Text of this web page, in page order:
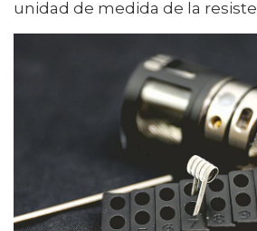
unidad de medida de la